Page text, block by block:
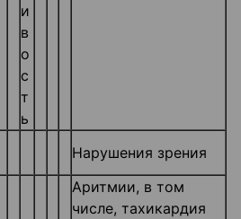
и
в
о
с
т
ь
Нарушения зрения
Аритмии, в том
числе, тахикардия